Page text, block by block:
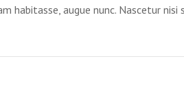
habitasse, augue nunc. Nascetur nisi